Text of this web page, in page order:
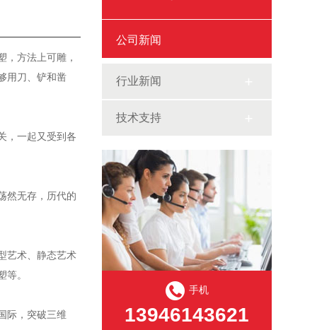
，方法上可雕，
用刀、铲和凿
，一起又受到各
然无存，历代的
艺术、静态艺术
等。
际，突破三维
公司新闻
行业新闻
技术支持
手机
13946143621